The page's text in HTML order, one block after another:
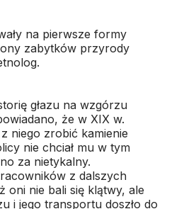
na pierwsze formy
zabytków przyrody
głazu na wzgórzu
że w XIX w.
niego zrobić kamienie
nie chciał mu w tym
za nietykalny.
z dalszych
oni nie bali się klątwy, ale
i jego transportu doszło do